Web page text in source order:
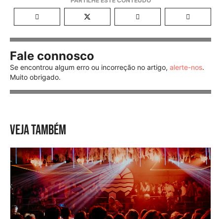
Fale connosco
Se encontrou algum erro ou incorreção no artigo, alerte-nos.
Muito obrigado.
VEJA TAMBÉM